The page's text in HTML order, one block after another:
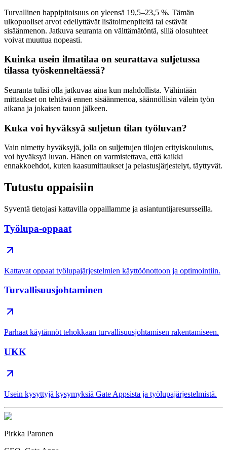
Turvallinen happipitoisuus on yleensä 19,5–23,5 %. Tämän
ulkopuoliset arvot edellyttävät lisätoimenpiteitä tai estävät
sisäänmenon. Jatkuva seuranta on välttämätöntä, sillä olosuhteet
voivat muuttua nopeasti.
Kuinka usein ilmatilaa on seurattava suljetussa
tilassa työskenneltäessä?
Seuranta tulisi olla jatkuvaa aina kun mahdollista. Vähintään
mittaukset on tehtävä ennen sisäänmenoa, säännöllisin välein työn
aikana ja jokaisen tauon jälkeen.
Kuka voi hyväksyä suljetun tilan työluvan?
Vain nimetty hyväksyjä, jolla on suljettujen tilojen erityiskoulutus,
voi hyväksyä luvan. Hänen on varmistettava, että kaikki
ennakkoehdot, kuten kaasumittaukset ja pelastusjärjestelyt, täyttyvät.
Tutustu oppaisiin
Syventä tietojasi kattavilla oppaillamme ja asiantuntijaresursseilla.
Työlupa-oppaat
Kattavat oppaat työlupajärjestelmien käyttöönottoon ja optimointiin.
Turvallisuusjohtaminen
Parhaat käytännöt tehokkaan turvallisuusjohtamisen rakentamiseen.
UKK
Usein kysyttyjä kysymyksiä Gate Appsista ja työlupajärjestelmistä.
Pirkka Paronen